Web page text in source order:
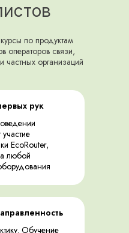
по продуктам
операторов связи,
частных организаций
Обучение
рук
EcoRouter,
любой